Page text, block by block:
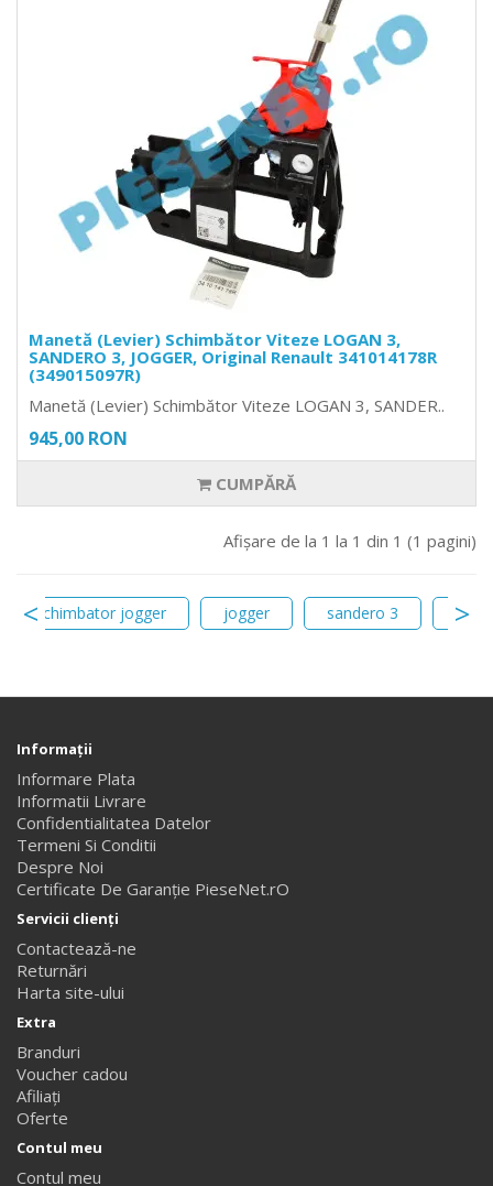
Manetă (Levier) Schimbător Viteze LOGAN 3,
SANDERO 3, JOGGER, Original Renault 341014178R
(349015097R)
Manetă (Levier) Schimbător Viteze LOGAN 3, SANDER..
945,00 RON
CUMPĂRĂ
Afişare de la 1 la 1 din 1 (1 pagini)
schimbator jogger jogger sandero 3
Informaţii
Informare Plata
Informatii Livrare
Confidentialitatea Datelor
Termeni Si Conditii
Despre Noi
Certificate De Garanție PieseNet.rO
Servicii clienţi
Contactează-ne
Returnări
Harta site-ului
Extra
Branduri
Voucher cadou
Afiliaţi
Oferte
Contul meu
Contul meu